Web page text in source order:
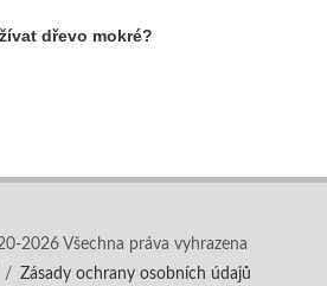
dřevo mokré?
2026 Všechna práva vyhrazena
/ Zásady ochrany osobních údajů